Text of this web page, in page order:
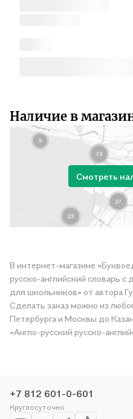
Наличие в
Смотреть
В интернет-магазине
русско-английский словарь с
для школьников» от автора
Сделать заказ можно из
Петербурга и Москвы до
«Англо-русский русско-
проводим акции. Оставайтесь
выгоду!
+7 812 601-0-601
Круглосуточно